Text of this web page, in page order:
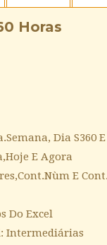
Horas
Dia S360
E Agora
E
Do Excel
Intermediárias